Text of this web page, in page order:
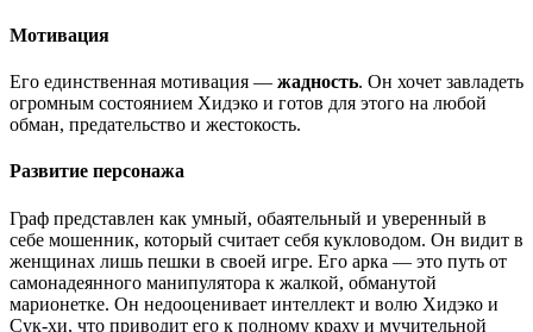
Мотивация
Его единственная мотивация — жадность. Он хочет завладеть
огромным состоянием Хидэко и готов для этого на любой
обман, предательство и жестокость.
Развитие персонажа
Граф представлен как умный, обаятельный и уверенный в
себе мошенник, который считает себя кукловодом. Он видит в
женщинах лишь пешки в своей игре. Его арка — это путь от
самонадеянного манипулятора к жалкой, обманутой
марионетке. Он недооценивает интеллект и волю Хидэко и
Сук-хи, что приводит его к полному краху и мучительной